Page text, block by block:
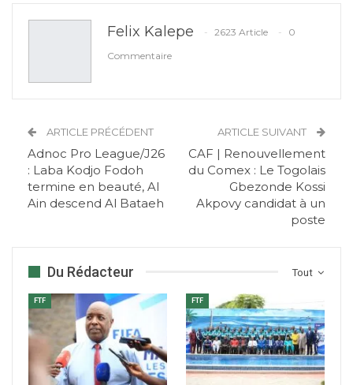
Felix Kalepe 2623 Article
0
Commentaire
ARTICLE PRÉCÉDENT
Adnoc Pro League/J26
: Laba Kodjo Fodoh
termine en beauté, Al
Ain descend Al Bataeh
ARTICLE SUIVANT
CAF | Renouvellement
du Comex : Le Togolais
Gbezonde Kossi
Akpovy candidat à un
poste
Tout
Du Rédacteur
FTF FTF